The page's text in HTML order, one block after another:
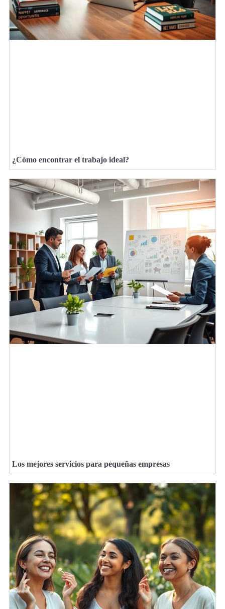
¿Cómo encontrar el trabajo ideal?
Los mejores servicios para pequeñas empresas